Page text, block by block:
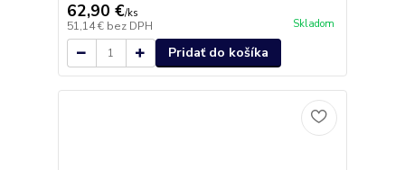
62,90 €/ks
51,14 € bez DPH Skladom
Pridať do košíka